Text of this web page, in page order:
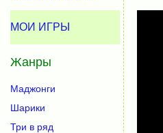
МОИ ИГРЫ
Жанры
Маджонги
Шарики
Три в ряд